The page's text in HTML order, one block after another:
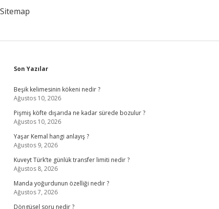
Sitemap
Sidebar
Son Yazılar
Beşik kelimesinin kökeni nedir ?
Ağustos 10, 2026
Pişmiş köfte dışarıda ne kadar sürede bozulur ?
Ağustos 10, 2026
Yaşar Kemal hangi anlayış ?
Ağustos 9, 2026
Kuveyt Türk’te günlük transfer limiti nedir ?
Ağustos 8, 2026
Manda yoğurdunun özelliği nedir ?
Ağustos 7, 2026
Döngüsel soru nedir ?